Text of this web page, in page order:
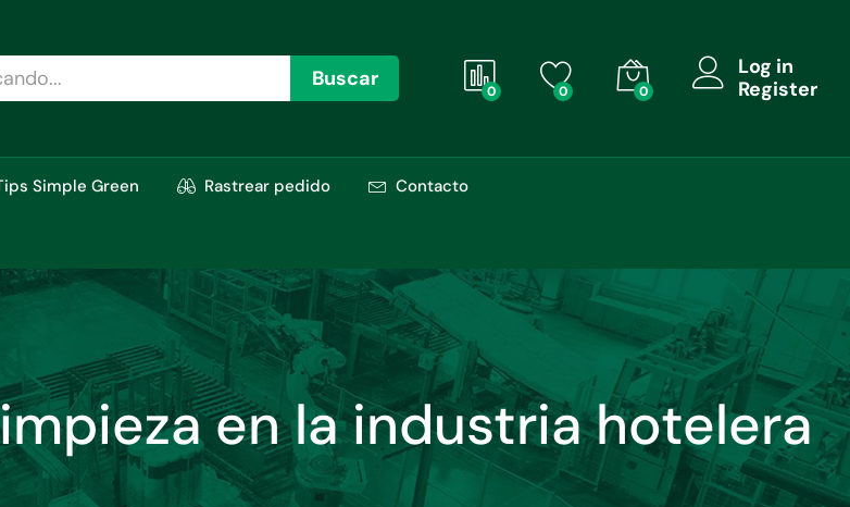
Buscar 0 0 0
Log in
Register
Simple Green Rastrear pedido Contacto
en la industria hotelera